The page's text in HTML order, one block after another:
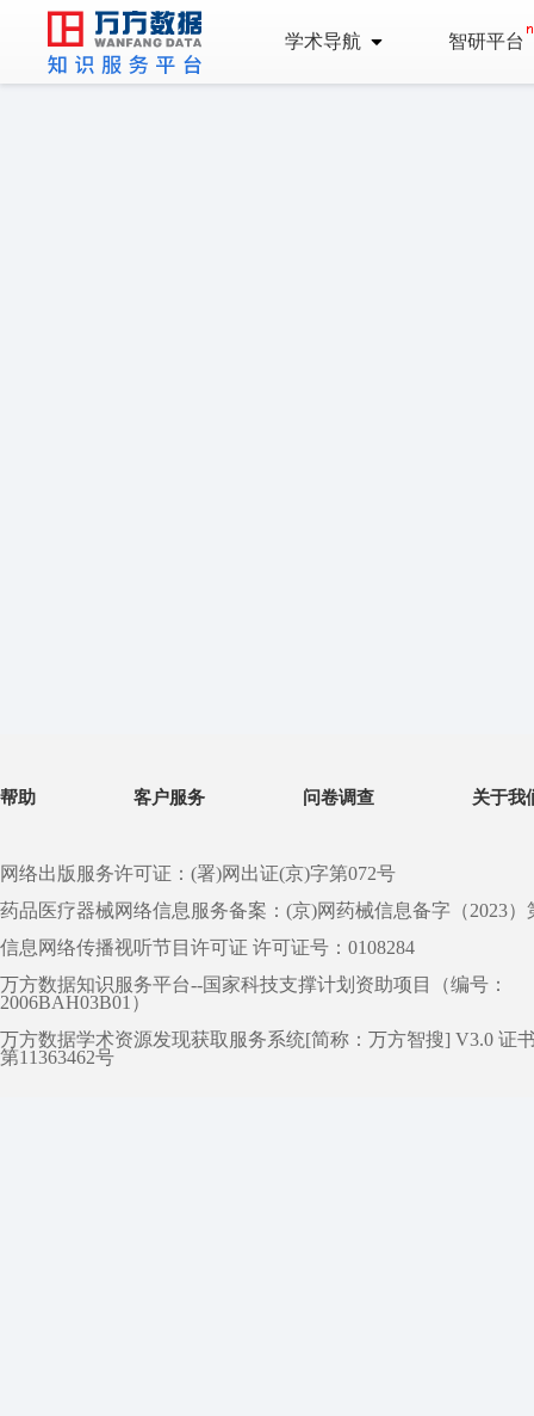
学术导航 智研平台
帮助 客户服务 问卷调查 关于我
网络出版服务许可证：(署)网出证(京)字第072号
药品医疗器械网络信息服务备案：(京)网药械信息备字（2023）
信息网络传播视听节目许可证 许可证号：0108284
万方数据知识服务平台--国家科技支撑计划资助项目（编号：
2006BAH03B01）
万方数据学术资源发现获取服务系统[简称：万方智搜] V3.0 证
第11363462号